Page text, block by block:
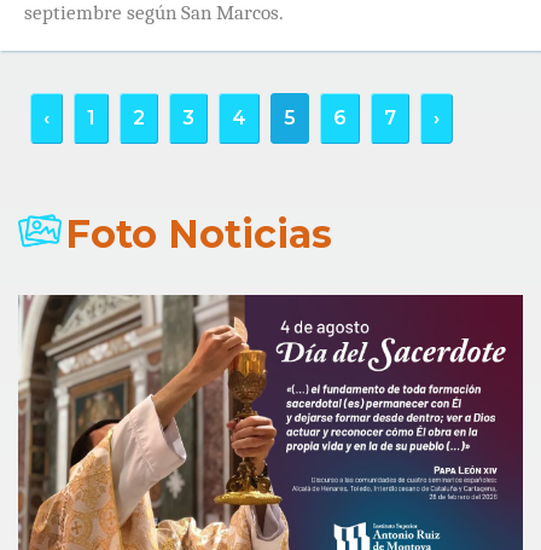
septiembre según San Marcos.
‹ 1 2 3 4 5 6 7 ›
Foto Noticias